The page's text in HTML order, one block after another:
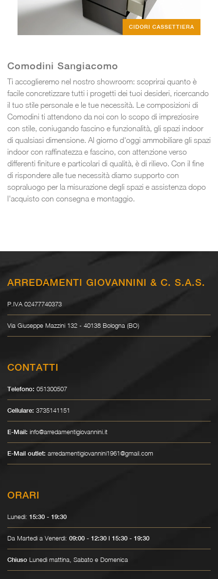
CIDORI CASSETTIERA
Comodini Sangiacomo
Ti accoglieremo nel nostro showroom: scoprirai quanto è
facile concretizzare tutti i progetti dei tuoi desideri, ricercando
il tuo stile personale e le tue necessità. Le composizioni di
Comodini ti attendono da noi con lo scopo di impreziosire
con stile, coniugando fascino e funzionalità, gli spazi indoor
di qualsiasi dimensione. Al giorno d'oggi ammobiliare gli spazi
indoor con raffinatezza e fascino, con attenzione verso
differenti finiture e particolari di qualità, è di rilievo. Con il fine
di rispondere alle tue necessità diamo supporto con
sopraluogo per la misurazione degli spazi e assistenza dopo
l'acquisto con consegna e montaggio.
ARREDAMENTI GIOVANNINI & C. S.A.S.
P.IVA 02477740373
Via Giuseppe Mazzini 132 - 40138 Bologna (BO)
CONTATTI
Telefono: 051300507
Cellulare: 3735141151
E-Mail: info@arredamentigiovannini.it
E-Mail outlet: arredamentigiovannini1961@gmail.com
ORARI
Lunedì: 15:30 - 19:30
Da Martedì a Venerdì: 09:00 - 12:30 | 15:30 - 19:30
Chiuso Lunedì mattina, Sabato e Domenica